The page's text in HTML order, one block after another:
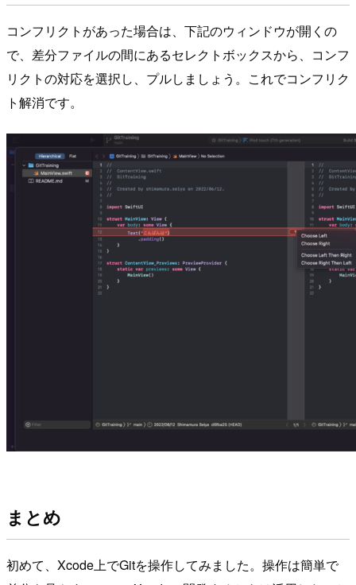
コンフリクトがあった場合は、下記のウィンドウが開くの
で、差分ファイルの間にあるセレクトボックスから、コンフ
リクトの対応を選択し、プルしましょう。これでコンフリク
ト解消です。
まとめ
初めて、Xcode上でGitを操作してみました。操作は簡単で